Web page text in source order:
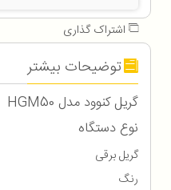
اشتراک گذاری
توضیحات بیشتر
گریل کنوود مدل HGM50
نوع دستگاه
گریل برقی
رنگ